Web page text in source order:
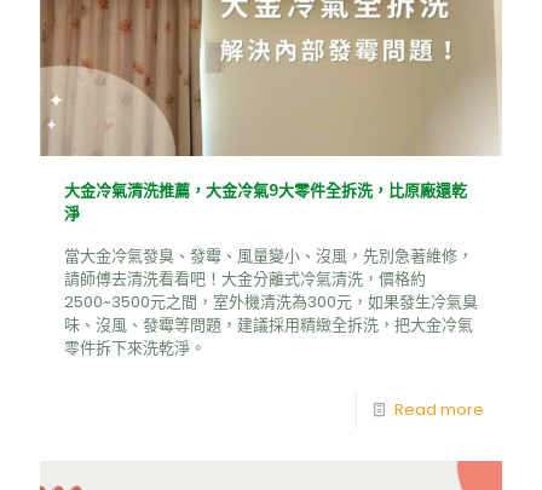
大金冷氣清洗推薦，大金冷氣9大零件全拆洗，比原廠還乾
淨
當大金冷氣發臭、發霉、風量變小、沒風，先別急著維修，
請師傅去清洗看看吧！大金分離式冷氣清洗，價格約
2500~3500元之間，室外機清洗為300元，如果發生冷氣臭
味、沒風、發霉等問題，建議採用精緻全拆洗，把大金冷氣
零件拆下來洗乾淨。
Read more